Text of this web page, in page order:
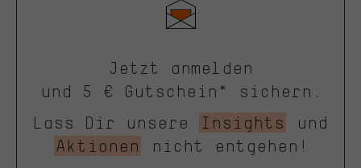
Jetzt anmelden
und 5 € Gutschein* sichern.
Lass Dir unsere
Insights
und
Aktionen
nicht entgehen!